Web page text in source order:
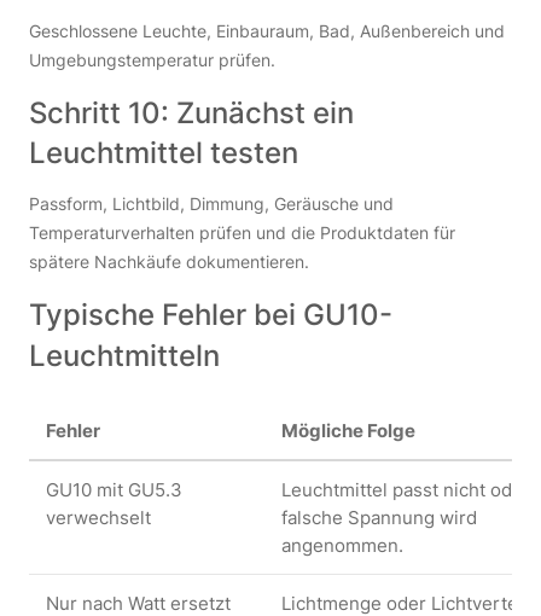
Geschlossene Leuchte, Einbauraum, Bad, Außenbereich und
Umgebungstemperatur prüfen.
Schritt 10: Zunächst ein
Leuchtmittel testen
Passform, Lichtbild, Dimmung, Geräusche und
Temperaturverhalten prüfen und die Produktdaten für
spätere Nachkäufe dokumentieren.
Typische Fehler bei GU10-
Leuchtmitteln
Fehler Mögliche Folge
GU10 mit GU5.3
verwechselt
Leuchtmittel passt nicht oder
falsche Spannung wird
angenommen.
Nur nach Watt ersetzt
Lichtmenge oder